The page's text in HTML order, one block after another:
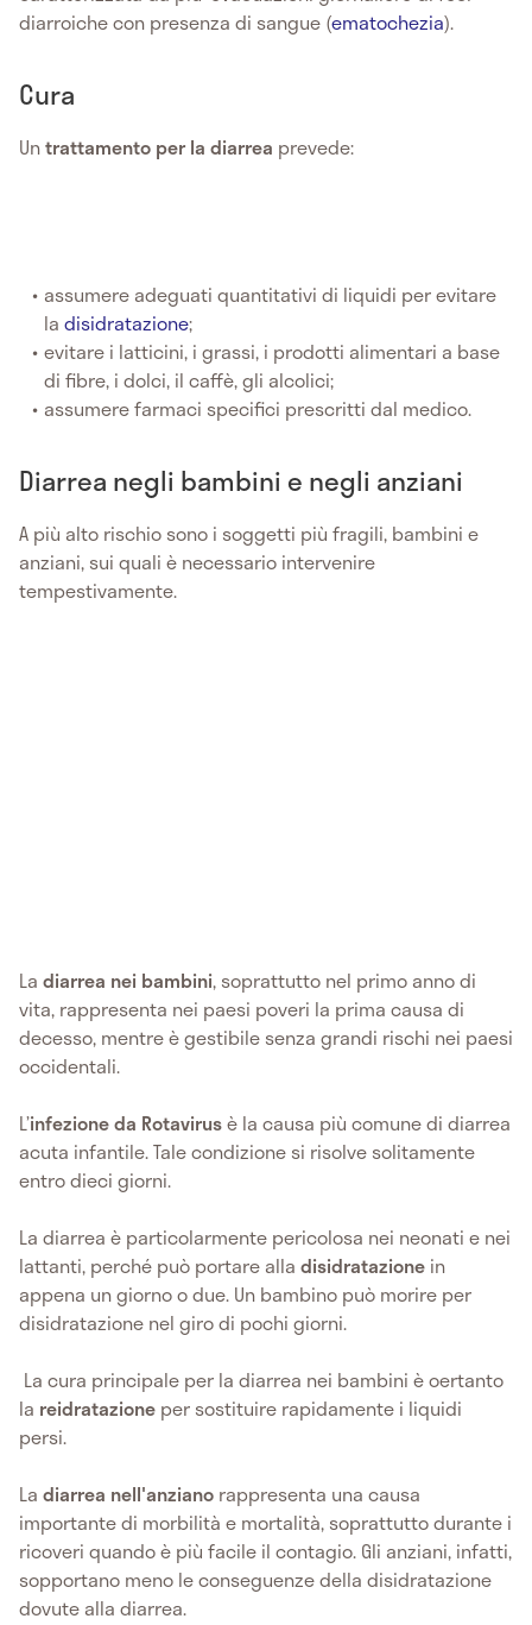
diarroiche con presenza di sangue (ematochezia).
Cura
Untrattamento per la diarrea prevede:
assumere adeguati quantitativi di liquidi per evitare
ladisidratazione;
evitare i latticini, i grassi, i prodotti alimentari a base
di fibre, i dolci, il caffè, gli alcolici;
assumere farmaci specifici prescritti dal medico.
Diarrea negli bambini e negli anziani
A più alto rischio sono i soggetti più fragili, bambini e
anziani, sui quali è necessario intervenire
tempestivamente.
La diarrea nei bambini, soprattutto nel primo anno di
vita, rappresenta nei paesi poveri la prima causa di
decesso, mentre è gestibile senza grandi rischi nei paesi
occidentali.
L’infezione da Rotavirusè la causa più comune di diarrea
acuta infantile. Tale condizione si risolve solitamente
entro dieci giorni.
La diarrea è particolarmente pericolosa nei neonati e nei
lattanti, perché può portare alla disidratazione in
appena un giorno o due. Un bambino può morire per
disidratazione nel giro di pochi giorni.
La cura principale per la diarrea nei bambini è oertanto
la reidratazione per sostituire rapidamente i liquidi
persi.
La diarrea nell'anziano rappresenta una causa
importante di morbilità e mortalità, soprattutto durante i
ricoveri quando è più facile il contagio. Gli anziani, infatti,
sopportano meno le conseguenze della disidratazione
dovute alla diarrea.